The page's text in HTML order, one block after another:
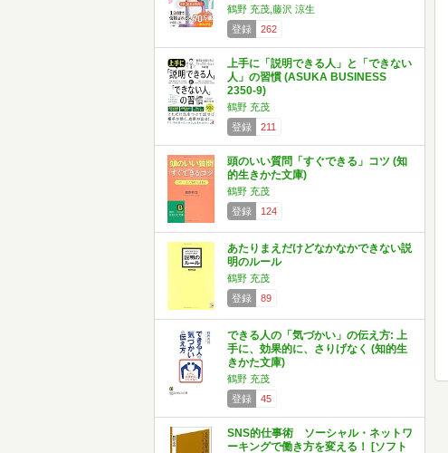
鶴野 充茂,藤沢 涼生
登録
262
上手に「説明できる人」と「できない
人」の習慣 (ASUKA BUSINESS
2350-9)
鶴野 充茂
登録
211
頭のいい質問「すぐできる」コツ (知
的生きかた文庫)
鶴野 充茂
登録
124
あたりまえだけどなかなかできない説
明のルール
鶴野 充茂
登録
89
できる人の「気づかい」の伝え方: 上
手に、効果的に、さりげなく (知的生
きかた文庫)
鶴野 充茂
登録
45
SNS的仕事術 ソーシャル・ネットワ
ーキングで働き方を変える！ [ソフト